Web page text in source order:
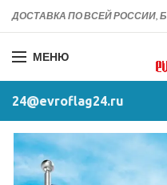
ДОСТАВКА ПО ВСЕЙ РОССИИ,
МЕНЮ
24@evroflag24.ru